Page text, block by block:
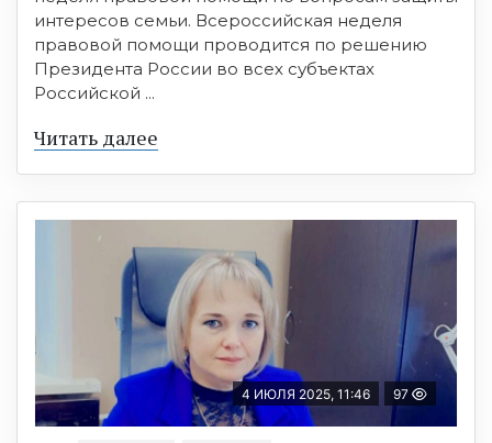
интересов семьи. Всероссийская неделя
правовой помощи проводится по решению
Президента России во всех субъектах
Российской ...
Читать далее
4 ИЮЛЯ 2025, 11:46 97